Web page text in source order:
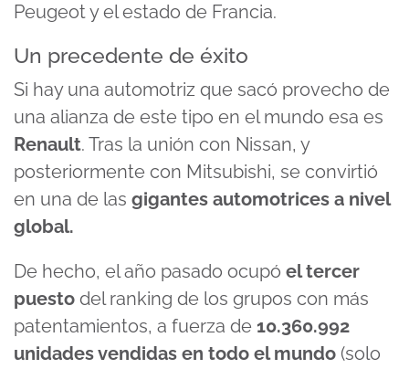
Peugeot y el estado de Francia.
Un precedente de éxito
Si hay una automotriz que sacó provecho de
una alianza de este tipo en el mundo esa es
Renault. Tras la unión con Nissan, y
posteriormente con Mitsubishi, se convirtió
en una de las gigantes automotrices a nivel
global.
De hecho, el año pasado ocupó el tercer
puesto del ranking de los grupos con más
patentamientos, a fuerza de 10.360.992
unidades vendidas en todo el mundo (solo